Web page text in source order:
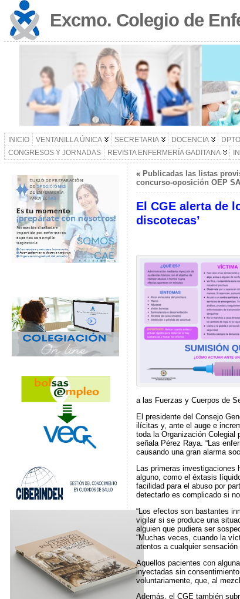
Excmo. Colegio de
INICIO VENTANILLA ÚNICA SECRETARIA DOCENCIA
CONGRESOS Y JORNADAS
REVISTA ENFERMERÍA GADITANA
« Publicadas las listas
concurso-oposición OEP
El CGE alerta de
discotecas’
a las Fuerzas y Cuerpos de
El presidente del Consejo
ilícitas y, ante el auge e
toda la Organización Colegial
señala Pérez Raya. “Las
causando una gran alarma
Las primeras
alguno, como el éxtasis
facilidad para el abuso por
detectarlo es complicado si
“Los efectos son bastantes
vigilar si se produce una
alguien que pudiera ser
“Muchas veces, cuando la
atentos a cualquier sensación
Aquellos pacientes con
inyectadas sin
voluntariamente, que, al
Además, el CGE también